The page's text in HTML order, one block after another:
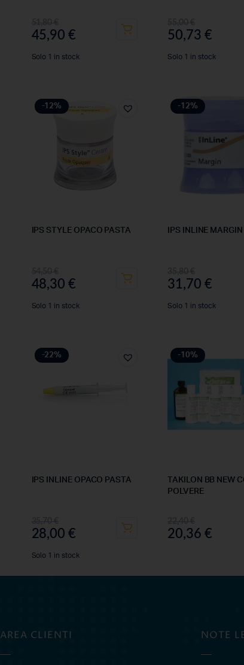
45,90€
Solo 1 in stock
50,73 €
Solo 1 in stock
-12%
IPS STYLE OPACO PASTA
48,30€
Solo 1 in stock
-12%
IPS INLINE MARGIN
31,70 €
Solo 1 in stock
-22%
IPS INLINE OPACO PASTA
28,00€
Solo 1 in stock
-10%
TAKILON BB NEW
POLVERE
20,36 €
AREA CLIENTI NOTE